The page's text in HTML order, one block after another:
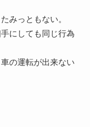
みっともない。
にしても同じ行為
の運転が出来ない